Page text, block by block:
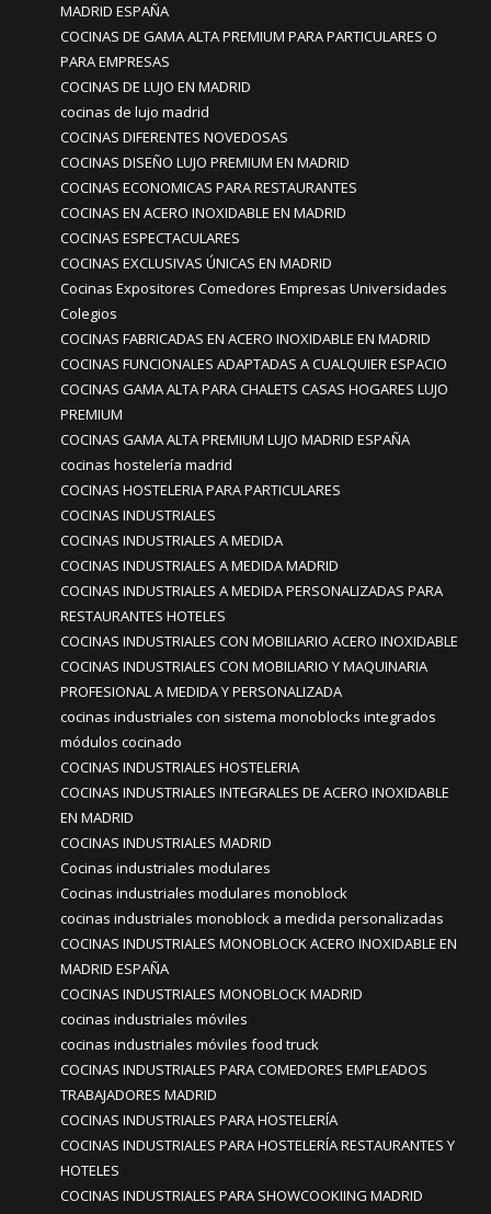
MADRID ESPAÑA
COCINAS DE GAMA ALTA PREMIUM PARA PARTICULARES O
PARA EMPRESAS
COCINAS DE LUJO EN MADRID
cocinas de lujo madrid
COCINAS DIFERENTES NOVEDOSAS
COCINAS DISEÑO LUJO PREMIUM EN MADRID
COCINAS ECONOMICAS PARA RESTAURANTES
COCINAS EN ACERO INOXIDABLE EN MADRID
COCINAS ESPECTACULARES
COCINAS EXCLUSIVAS ÚNICAS EN MADRID
Cocinas Expositores Comedores Empresas Universidades
Colegios
COCINAS FABRICADAS EN ACERO INOXIDABLE EN MADRID
COCINAS FUNCIONALES ADAPTADAS A CUALQUIER ESPACIO
COCINAS GAMA ALTA PARA CHALETS CASAS HOGARES LUJO
PREMIUM
COCINAS GAMA ALTA PREMIUM LUJO MADRID ESPAÑA
cocinas hostelería madrid
COCINAS HOSTELERIA PARA PARTICULARES
COCINAS INDUSTRIALES
COCINAS INDUSTRIALES A MEDIDA
COCINAS INDUSTRIALES A MEDIDA MADRID
COCINAS INDUSTRIALES A MEDIDA PERSONALIZADAS PARA
RESTAURANTES HOTELES
COCINAS INDUSTRIALES CON MOBILIARIO ACERO INOXIDABLE
COCINAS INDUSTRIALES CON MOBILIARIO Y MAQUINARIA
PROFESIONAL A MEDIDA Y PERSONALIZADA
cocinas industriales con sistema monoblocks integrados
módulos cocinado
COCINAS INDUSTRIALES HOSTELERIA
COCINAS INDUSTRIALES INTEGRALES DE ACERO INOXIDABLE
EN MADRID
COCINAS INDUSTRIALES MADRID
Cocinas industriales modulares
Cocinas industriales modulares monoblock
cocinas industriales monoblock a medida personalizadas
COCINAS INDUSTRIALES MONOBLOCK ACERO INOXIDABLE EN
MADRID ESPAÑA
COCINAS INDUSTRIALES MONOBLOCK MADRID
cocinas industriales móviles
cocinas industriales móviles food truck
COCINAS INDUSTRIALES PARA COMEDORES EMPLEADOS
TRABAJADORES MADRID
COCINAS INDUSTRIALES PARA HOSTELERÍA
COCINAS INDUSTRIALES PARA HOSTELERÍA RESTAURANTES Y
HOTELES
COCINAS INDUSTRIALES PARA SHOWCOOKIING MADRID